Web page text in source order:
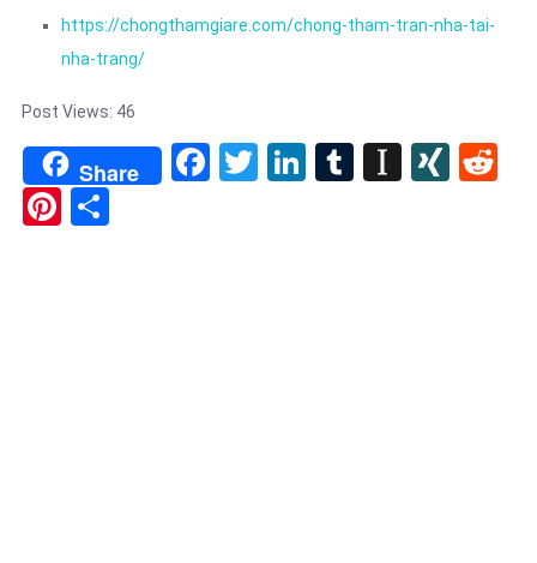
https://chongthamgiare.com/chong-tham-tran-nha-tai-
nha-trang/
Post Views: 46
Share Facebook
TwitterLinkedIn
Tumblr
Pinterest